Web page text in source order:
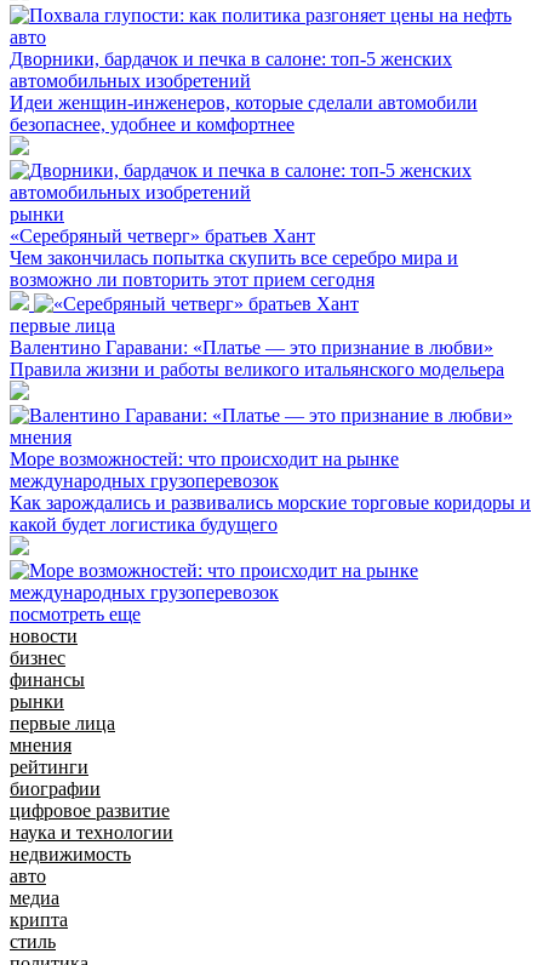
авто
Дворники, бардачок и печка в салоне: топ-5 женских
автомобильных изобретений
Идеи женщин-инженеров, которые сделали автомобили
безопаснее, удобнее и комфортнее
рынки
«Серебряный четверг» братьев Хант
Чем закончилась попытка скупить все серебро мира и
возможно ли повторить этот прием сегодня
первые лица
Валентино Гаравани: «Платье — это признание в любви»
Правила жизни и работы великого итальянского модельера
мнения
Море возможностей: что происходит на рынке
международных грузоперевозок
Как зарождались и развивались морские торговые коридоры и
какой будет логистика будущего
посмотреть еще
новости
бизнес
финансы
рынки
первые лица
мнения
рейтинги
биографии
цифровое развитие
наука и технологии
недвижимость
авто
медиа
крипта
стиль